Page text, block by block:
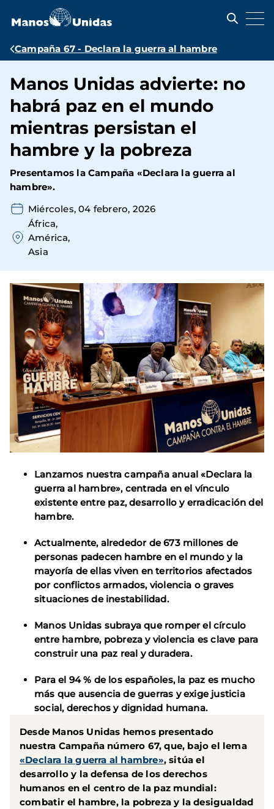
contenido
Ruta
navegación
Campaña 67 - Declara la guerra al hambre
Manos Unidas advierte: no
habrá paz en el mundo
mientras persistan el
hambre y la pobreza
Presentamos la Campaña «Declara la guerra al
hambre».
Miércoles, 04 febrero, 2026
África
América
Asia
Lanzamos nuestra campaña anual «Declara la
guerra al hambre», centrada en el vínculo
existente entre paz, desarrollo y erradicación del
hambre.
Actualmente, alrededor de 673 millones de
personas padecen hambre en el mundo y la
mayoría de ellas viven en territorios afectados
por conflictos armados, violencia o graves
situaciones de inestabilidad.
Manos Unidas subraya que romper el círculo
entre hambre, pobreza y violencia es clave para
construir una paz real y duradera.
Para el 94 % de los españoles, la paz es mucho
más que ausencia de guerras y exige justicia
social, derechos y dignidad humana.
Desde Manos Unidas hemos presentado
nuestra Campaña número 67, que, bajo el lema
«Declara la guerra al hambre», sitúa el
desarrollo y la defensa de los derechos
humanos en el centro de la paz mundial:
combatir el hambre, la pobreza y la desigualdad